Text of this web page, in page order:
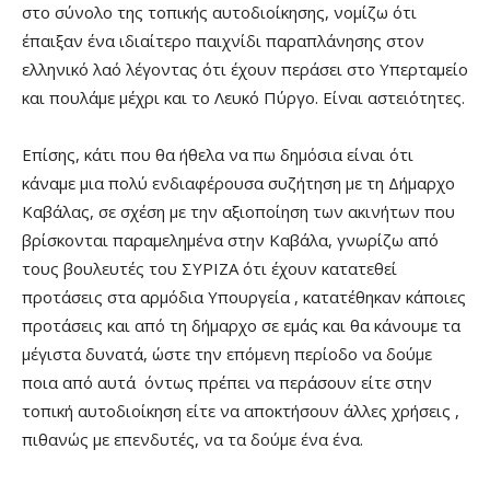
στο σύνολο της τοπικής αυτοδιοίκησης, νομίζω ότι
έπαιξαν ένα ιδιαίτερο παιχνίδι παραπλάνησης στον
ελληνικό λαό λέγοντας ότι έχουν περάσει στο Υπερταμείο
και πουλάμε μέχρι και το Λευκό Πύργο. Είναι αστειότητες.
Επίσης, κάτι που θα ήθελα να πω δημόσια είναι ότι
κάναμε μια πολύ ενδιαφέρουσα συζήτηση με τη Δήμαρχο
Καβάλας, σε σχέση με την αξιοποίηση των ακινήτων που
βρίσκονται παραμελημένα στην Καβάλα, γνωρίζω από
τους βουλευτές του ΣΥΡΙΖΑ ότι έχουν κατατεθεί
προτάσεις στα αρμόδια Υπουργεία , κατατέθηκαν κάποιες
προτάσεις και από τη δήμαρχο σε εμάς και θα κάνουμε τα
μέγιστα δυνατά, ώστε την επόμενη περίοδο να δούμε
ποια από αυτά όντως πρέπει να περάσουν είτε στην
τοπική αυτοδιοίκηση είτε να αποκτήσουν άλλες χρήσεις ,
πιθανώς με επενδυτές, να τα δούμε ένα ένα.